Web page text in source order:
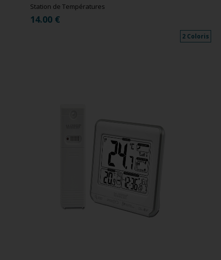
Station de Températures
14.00 €
2 Coloris